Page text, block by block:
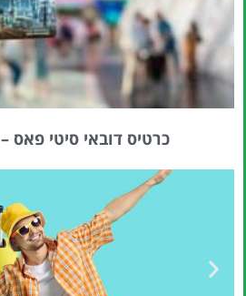
כרטיס דובאי סיטי פאס – GO DUBAI